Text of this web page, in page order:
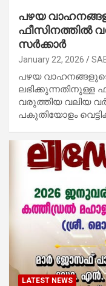
പഴയ
ഫീസിനത്തിൽ
സർക്കാർ
January 22, 2026
പഴയ വാഹനങ്ങളുടെ
ലഭിക്കുന്നതിനുള്ള
വരുത്തിയ വലിയ
പകുതിയോളം
LATEST NEWS